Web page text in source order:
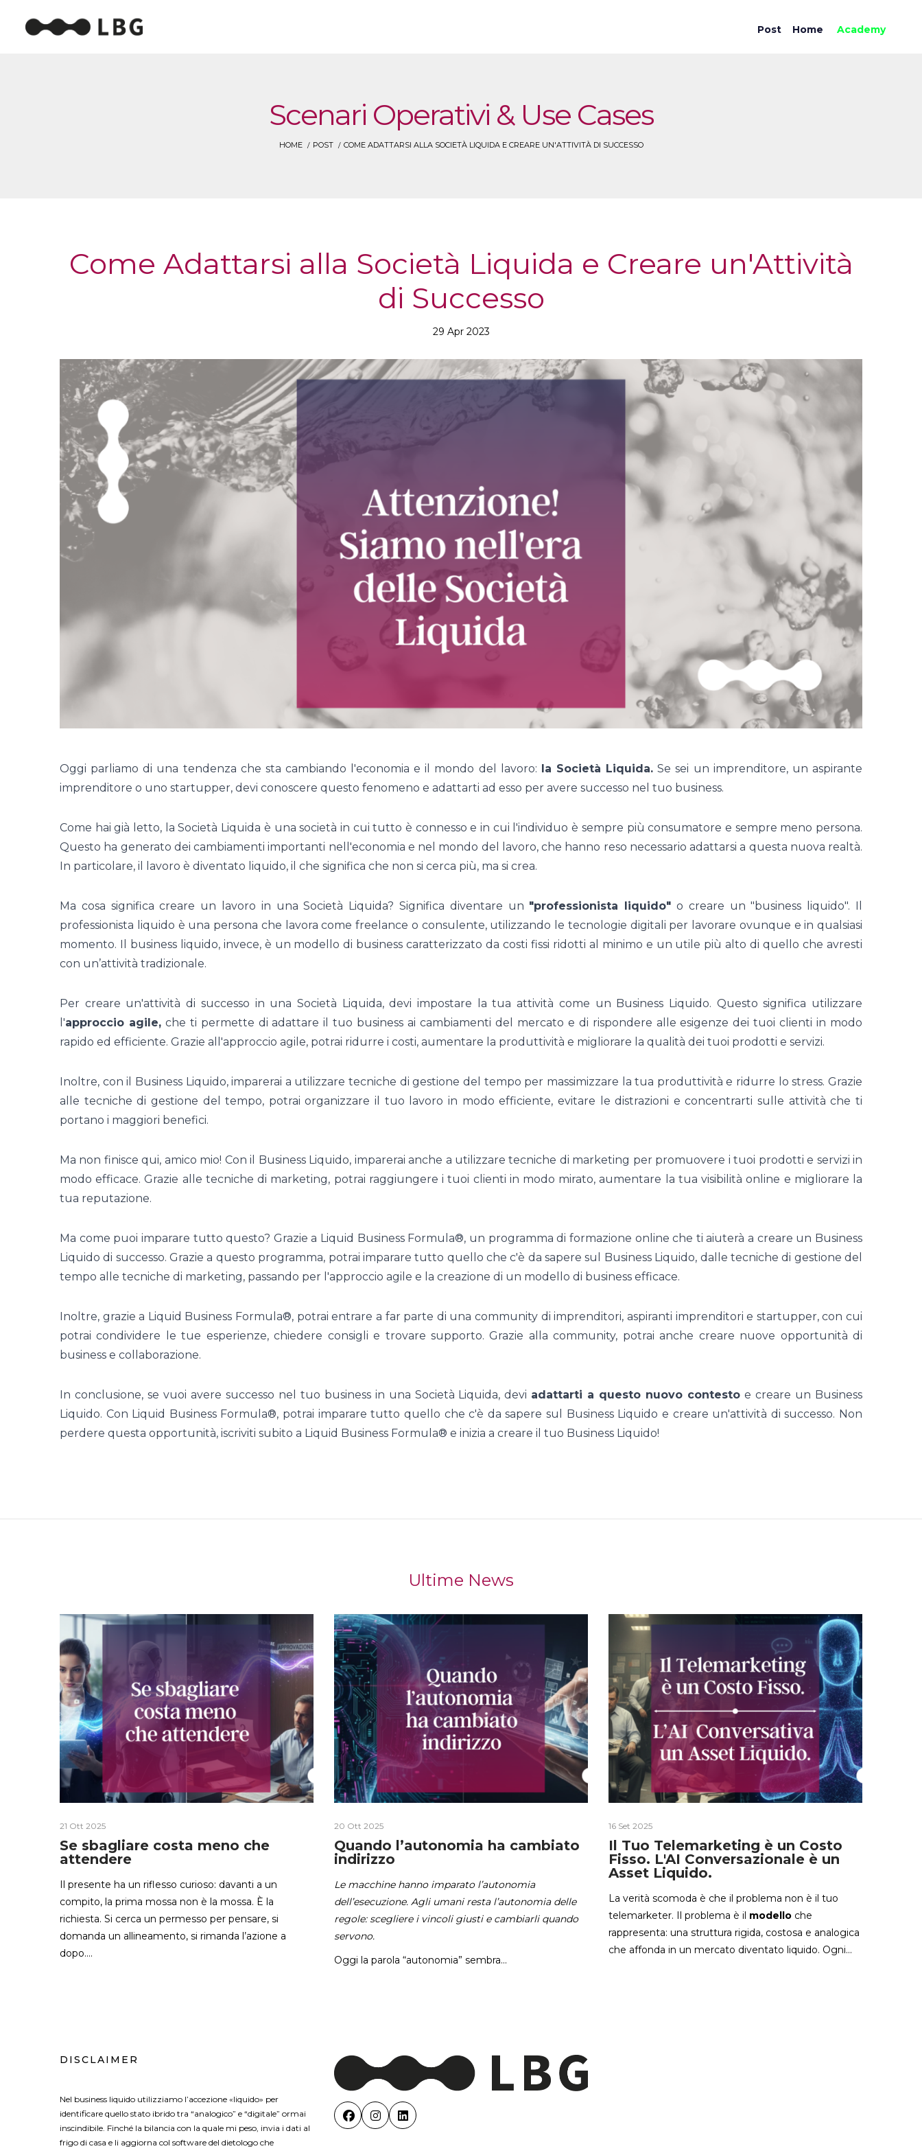
Post Home Academy
Scenari Operativi & Use Cases
HOME POST COME ADATTARSI ALLA SOCIETÀ LIQUIDA E CREARE UN'ATTIVITÀ DI SUCCESSO
Come Adattarsi alla Società Liquida e Creare un'Attività
di Successo
29 Apr 2023
Oggi parliamo di una tendenza che sta cambiando l'economia e il mondo del lavoro: la Società Liquida. Se sei un imprenditore, un aspirante
imprenditore o uno startupper, devi conoscere questo fenomeno e adattarti ad esso per avere successo nel tuo business.
Come hai già letto, la Società Liquida è una società in cui tutto è connesso e in cui l'individuo è sempre più consumatore e sempre meno persona.
Questo ha generato dei cambiamenti importanti nell'economia e nel mondo del lavoro, che hanno reso necessario adattarsi a questa nuova realtà.
In particolare, il lavoro è diventato liquido, il che significa che non si cerca più, ma si crea.
Ma cosa significa creare un lavoro in una Società Liquida? Significa diventare un "professionista liquido" o creare un "business liquido". Il
professionista liquido è una persona che lavora come freelance o consulente, utilizzando le tecnologie digitali per lavorare ovunque e in qualsiasi
momento. Il business liquido, invece, è un modello di business caratterizzato da costi fissi ridotti al minimo e un utile più alto di quello che avresti
con un’attività tradizionale.
Per creare un'attività di successo in una Società Liquida, devi impostare la tua attività come un Business Liquido. Questo significa utilizzare
l'approccio agile,che ti permette di adattare il tuo business ai cambiamenti del mercato e di rispondere alle esigenze dei tuoi clienti in modo
rapido ed efficiente. Grazie all'approccio agile, potrai ridurre i costi, aumentare la produttività e migliorare la qualità dei tuoi prodotti e servizi.
Inoltre, con il Business Liquido, imparerai a utilizzare tecniche di gestione del tempo per massimizzare la tua produttività e ridurre lo stress. Grazie
alle tecniche di gestione del tempo, potrai organizzare il tuo lavoro in modo efficiente, evitare le distrazioni e concentrarti sulle attività che ti
portano i maggiori benefici.
Ma non finisce qui, amico mio! Con il Business Liquido, imparerai anche a utilizzare tecniche di marketing per promuovere i tuoi prodotti e servizi in
modo efficace. Grazie alle tecniche di marketing, potrai raggiungere i tuoi clienti in modo mirato, aumentare la tua visibilità online e migliorare la
tua reputazione.
Ma come puoi imparare tutto questo? Grazie a Liquid Business Formula®, un programma di formazione online che ti aiuterà a creare un Business
Liquido di successo. Grazie a questo programma, potrai imparare tutto quello che c'è da sapere sul Business Liquido, dalle tecniche di gestione del
tempo alle tecniche di marketing, passando per l'approccio agile e la creazione di un modello di business efficace.
Inoltre, grazie a Liquid Business Formula®, potrai entrare a far parte di una community di imprenditori, aspiranti imprenditori e startupper, con cui
potrai condividere le tue esperienze, chiedere consigli e trovare supporto. Grazie alla community, potrai anche creare nuove opportunità di
business e collaborazione.
In conclusione, se vuoi avere successo nel tuo business in una Società Liquida, devi adattarti a questo nuovo contesto e creare un Business
Liquido. Con Liquid Business Formula®, potrai imparare tutto quello che c'è da sapere sul Business Liquido e creare un'attività di successo. Non
perdere questa opportunità, iscriviti subito a Liquid Business Formula® e inizia a creare il tuo Business Liquido!
Ultime News
21 Ott 2025
Se sbagliare costa meno che
attendere
Il presente ha un riflesso curioso: davanti a un
compito, la prima mossa non è la mossa. È la
richiesta. Si cerca un permesso per pensare, si
domanda un allineamento, si rimanda l’azione a
dopo....
20 Ott 2025
Quando l’autonomia ha cambiato
indirizzo
Le macchine hanno imparato l’autonomia
dell’esecuzione. Agli umani resta l’autonomia delle
regole: scegliere i vincoli giusti e cambiarli quando
servono.
Oggi la parola “autonomia” sembra...
16 Set 2025
Il Tuo Telemarketing è un Costo
Fisso. L'AI Conversazionale è un
Asset Liquido.
La verità scomoda è che il problema non è il tuo
telemarketer. Il problema è il modello che
rappresenta: una struttura rigida, costosa e analogica
che affonda in un mercato diventato liquido. Ogni...
DISCLAIMER
Nel business liquido utilizziamo l’accezione «liquido» per
identificare quello stato ibrido tra “analogico” e “digitale” ormai
inscindibile. Finché la bilancia con la quale mi peso, invia i dati al
frigo di casa e li aggiorna col software del dietologo che